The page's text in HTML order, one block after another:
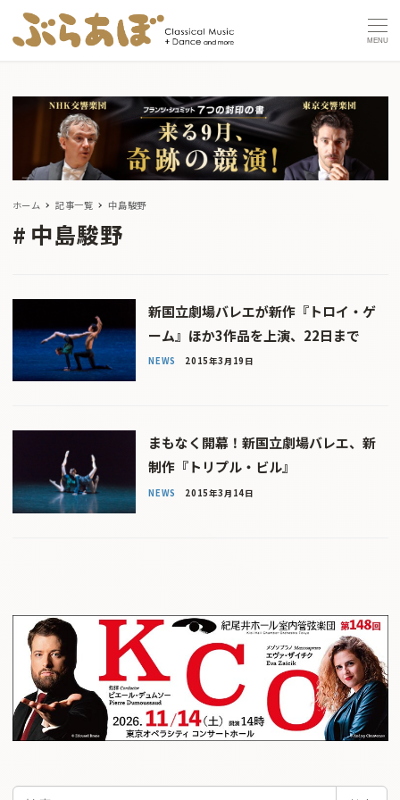
MENU
ホーム 記事一覧 中島駿野
中島駿野
新国立劇場バレエが新作『トロイ・ゲ
ーム』ほか3作品を上演、22日まで
NEWS 2015年3月19日
まもなく開幕！新国立劇場バレエ、新
制作『トリプル・ビル』
NEWS 2015年3月14日
検